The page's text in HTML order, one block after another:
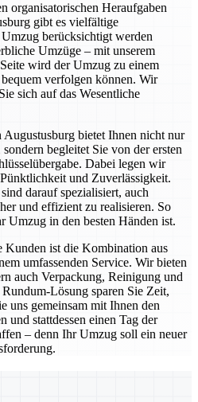
organisatorischen Heraufgaben
gibt es vielfältige
berücksichtigt werden
Umzüge – mit unserem
wird der Umzug zu einem
verfolgen können. Wir
sich auf das Wesentliche
bietet Ihnen nicht nur
begleitet Sie von der ersten
Dabei legen wir
und Zuverlässigkeit.
darauf spezialisiert, auch
und effizient zu realisieren. So
Umzug in den besten Händen ist.
Kunden ist die Kombination aus
umfassenden Service. Wir bieten
auch Verpackung, Reinigung und
Lösung sparen Sie Zeit,
uns gemeinsam mit Ihnen den
und stattdessen einen Tag der
– denn Ihr Umzug soll ein neuer